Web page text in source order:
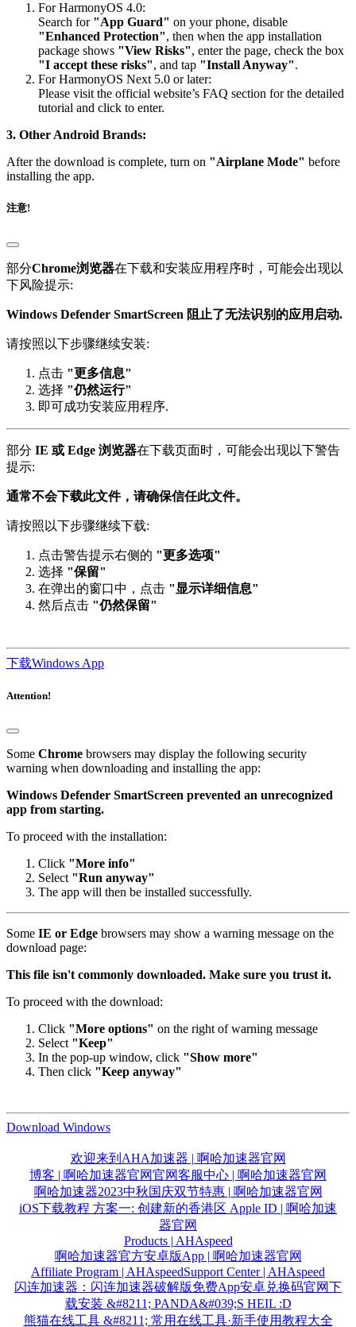
For HarmonyOS 4.0:
Search for "App Guard" on your phone, disable
"Enhanced Protection", then when the app installation
package shows "View Risks", enter the page, check the box
"I accept these risks", and tap "Install Anyway".
For HarmonyOS Next 5.0 or later:
Please visit the official website’s FAQ section for the detailed
tutorial and click to enter.
3. Other Android Brands:
After the download is complete, turn on "Airplane Mode" before
installing the app.
注意!
部分Chrome浏览器在下载和安装应用程序时，可能会出现以
下风险提示:
Windows Defender SmartScreen 阻止了无法识别的应用启动.
请按照以下步骤继续安装:
点击 "更多信息"
选择 "仍然运行"
即可成功安装应用程序.
部分 IE 或 Edge 浏览器在下载页面时，可能会出现以下警告
提示:
通常不会下载此文件，请确保信任此文件。
请按照以下步骤继续下载:
点击警告提示右侧的 "更多选项"
选择 "保留"
在弹出的窗口中，点击 "显示详细信息"
然后点击 "仍然保留"
下载Windows App
Attention!
Some Chrome browsers may display the following security
warning when downloading and installing the app:
Windows Defender SmartScreen prevented an unrecognized
app from starting.
To proceed with the installation:
Click "More info"
Select "Run anyway"
The app will then be installed successfully.
Some IE or Edge browsers may show a warning message on the
download page:
This file isn't commonly downloaded. Make sure you trust it.
To proceed with the download:
Click "More options" on the right of warning message
Select "Keep"
In the pop-up window, click "Show more"
Then click "Keep anyway"
Download Windows
欢迎来到AHA加速器 | 啊哈加速器官网
博客 | 啊哈加速器官网官网客服中心 | 啊哈加速器官网
啊哈加速器2023中秋国庆双节特惠 | 啊哈加速器官网
iOS下载教程 方案一: 创建新的香港区 Apple ID | 啊哈加速
器官网
Products | AHAspeed
啊哈加速器官方安卓版App | 啊哈加速器官网
Affiliate Program | AHAspeedSupport Center | AHAspeed
闪连加速器：闪连加速器破解版免费App安卓兑换码官网下
载安装 &#8211; PANDA&#039;S HEIL :D
熊猫在线工具 &#8211; 常用在线工具·新手使用教程大全